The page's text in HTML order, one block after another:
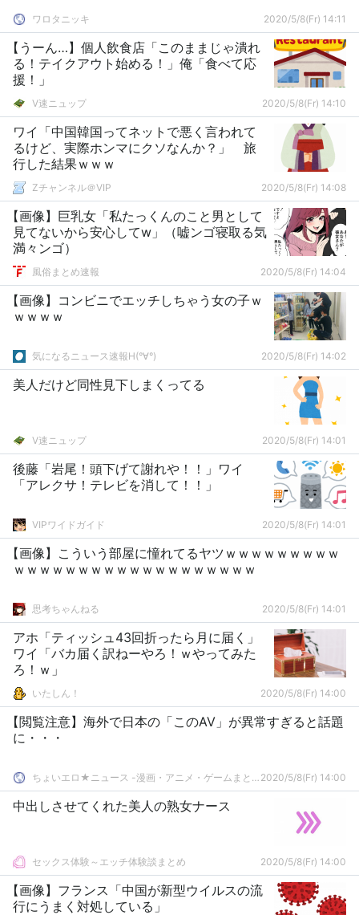
ワロタニッキ 2020/5/8(Fr) 14:11
【うーん…】個人飲食店「このままじゃ潰れ
る！テイクアウト始める！」俺「食べて応
援！」
V速ニュップ 2020/5/8(Fr) 14:10
ワイ「中国韓国ってネットで悪く言われて
るけど、実際ホンマにクソなんか？」 旅
行した結果ｗｗｗ
Zチャンネル＠VIP 2020/5/8(Fr) 14:08
【画像】巨乳女「私たっくんのこと男として
見てないから安心してw」（嘘ンゴ寝取る気
満々ンゴ）
風俗まとめ速報 2020/5/8(Fr) 14:04
【画像】コンビニでエッチしちゃう女の子ｗ
ｗｗｗｗ
気になるニュース速報H(°∀°) 2020/5/8(Fr) 14:02
美人だけど同性見下しまくってる
V速ニュップ 2020/5/8(Fr) 14:01
後藤「岩尾！頭下げて謝れや！！」ワイ
「アレクサ！テレビを消して！！」
VIPワイドガイド 2020/5/8(Fr) 14:01
【画像】こういう部屋に憧れてるヤツｗｗｗｗｗｗｗｗｗ
ｗｗｗｗｗｗｗｗｗｗｗｗｗｗｗｗｗｗｗ
思考ちゃんねる 2020/5/8(Fr) 14:01
アホ「ティッシュ43回折ったら月に届く」
ワイ「バカ届く訳ねーやろ！ｗやってみた
ろ！ｗ」
いたしん！ 2020/5/8(Fr) 14:00
【閲覧注意】海外で日本の「このAV」が異常すぎると話題
に・・・
ちょいエロ★ニュース -漫画・アニメ・ゲームまとめ- 2020/5/8(Fr) 14:00
中出しさせてくれた美人の熟女ナース
セックス体験～エッチ体験談まとめ 2020/5/8(Fr) 14:00
【画像】フランス「中国が新型ウイルスの流
行にうまく対処している」